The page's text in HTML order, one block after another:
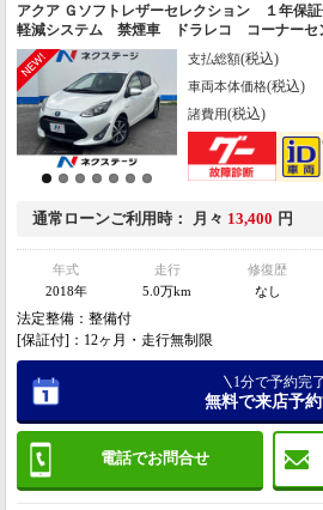
アクア Ｇソフトレザーセレクション １年
軽減システム 禁煙車 ドラレコ コーナー
Ｄヘッド ビルトインＥＴＣ クルコン 純正
ビーム 車線逸脱警報
支払総額(税込)
車両本体価格(税込)
諸費用(税込)
通常ローンご利用時 月々 13,400 円
年式
2018年
走行
5.0万km
修復歴
なし
法定整備：整備付
[保証付]：12ヶ月・走行無制限
電話でお問合せ
1分で予約完了
無料で来店予